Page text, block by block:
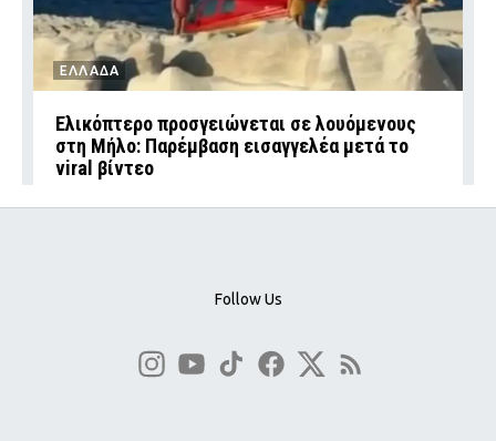
ΕΛΛΑΔΑ
Ελικόπτερο προσγειώνεται σε λουόμενους
στη Μήλο: Παρέμβαση εισαγγελέα μετά το
viral βίντεο
Follow Us